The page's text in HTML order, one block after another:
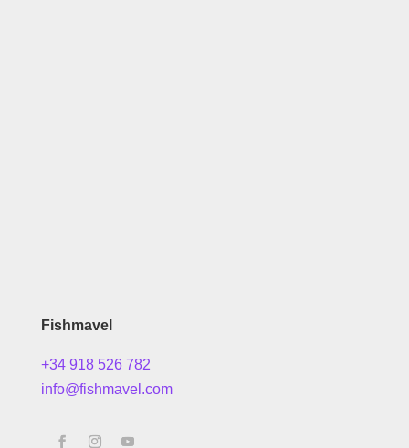
Fishmavel
+34 918 526 782
info@fishmavel.com